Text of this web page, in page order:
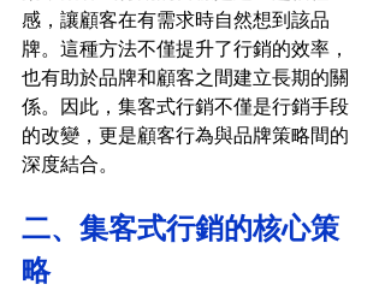
感，讓顧客在有需求時自然想到該品
牌。這種方法不僅提升了行銷的效率，
也有助於品牌和顧客之間建立長期的關
係。因此，集客式行銷不僅是行銷手段
的改變，更是顧客行為與品牌策略間的
深度結合。
二、集客式行銷的核心策
略